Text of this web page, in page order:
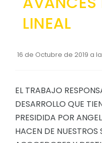
GESTIÓN
Plan de
Plan Operativo
Convenios
LINEAL
16 de Octubre de 2019 a
EL TRABAJO
DESARROLLO QUE
PRESIDIDA POR
HACEN DE NUESTROS